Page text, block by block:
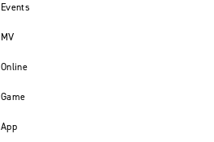
Events
MV
Online
Game
App